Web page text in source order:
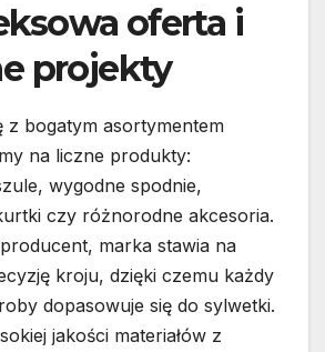
oferta i
projekty
z bogatym asortymentem
na liczne produkty:
wygodne spodnie,
czy różnorodne akcesoria.
marka stawia na
kroju, dzięki czemu każdy
dopasowuje się do sylwetki.
jakości materiałów z